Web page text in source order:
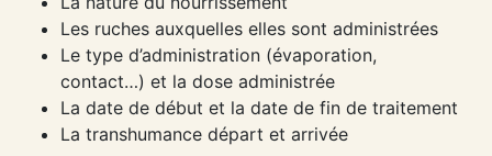
Les ruches auxquelles elles sont administrées
Le type d’administration (évaporation,
contact…) et la dose administrée
La date de début et la date de fin de traitement
La transhumance départ et arrivée